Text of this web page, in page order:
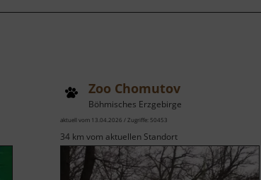
Zoo Chomutov
Böhmisches Erzgebirge
aktuell vom 13.04.2026 / Zugriffe: 50453
34 km vom aktuellen Standort